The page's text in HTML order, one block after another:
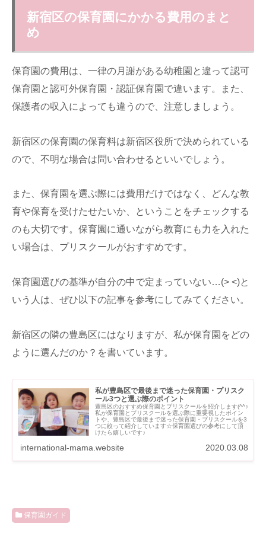
新宿区の保育園にかかる費用のまと
め
保育園の費用は、一律の月謝がある幼稚園と違って認可
保育園と認可外保育園・認証保育園で違います。また、
保護者の収入によっても違うので、注意しましょう。
新宿区の保育園の保育料は新宿区役所で決められている
ので、不明な場合は問い合わせるといいでしょう。
また、保育園を選ぶ際には費用だけではなく、どんな教
育や保育を受けたせたいか、ということをチェックする
のも大切です。保育園に通いながら教育にも力を入れた
い場合は、プリスクールがおすすめです。
保育園選びの基準が自分の中で定まっていない…(> <)と
いう人は、ぜひ以下の記事を参考にしてみてください。
新宿区の隣の豊島区にはなりますが、私が保育園をどの
ように選んだのか？を書いています。
私が豊島区で最後まで迷った保育園・プリスク
ール3つと選ぶ際のポイント
豊島区のおすすめ保育園とプリスクールを紹介します(^^♪
私が保育園とプリスクールを選ぶ際に重要視したポイン
トや、豊島区で最後まで迷った保育園・プリスクールを3
つに絞って紹介しています☆保育園選びの参考にして頂
けたら嬉しいです♪
international-mama.website 2020.03.08
保育園ガイド